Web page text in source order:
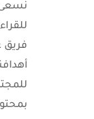
نسعى